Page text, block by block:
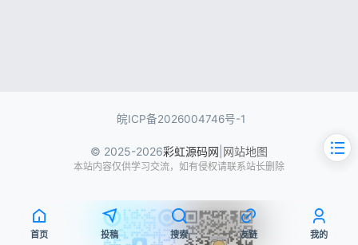
皖ICP备2026004746号-1
© 2025-2026彩虹源码网 网站地图
本站内容仅供学习交流，如有侵权请联系站长删除
首页 投稿 搜索 友链 我的